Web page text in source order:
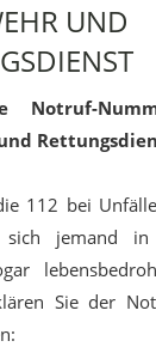
UND
Notruf-
112 bei
jemand in
Sie der